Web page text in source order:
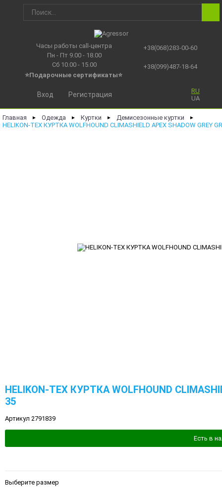
Часы работы call-центра
Пн - Пт 9.00 - 18.00
Сб 10.00 - 15.00
⭐Подарочные сертификаты⭐
+38(068)283-00-60
+38(099)487-18-64
RU
UA
Вход Регистрация
Главная ► Одежда ► Куртки ► Демисезонные куртки ►
HELIKON-TEX КУРТКА WOLFHOUND CLIMASHIELD APEX SHADOW GREY
HELIKON-TEX КУРТКА WOLFHOUND
35
Артикул 2791839
Есть в
Выберите размер